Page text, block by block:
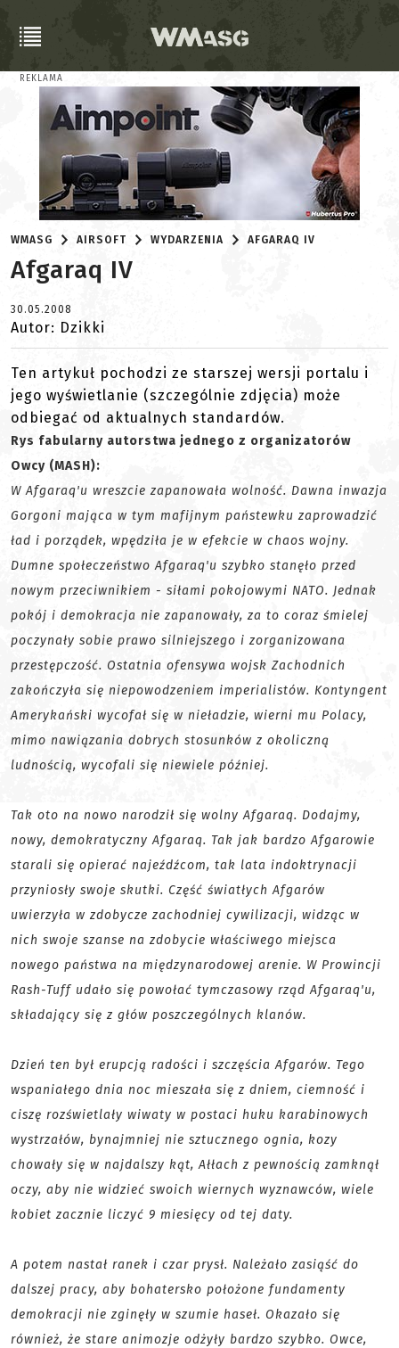
REKLAMA
WMASG AIRSOFT WYDARZENIA AFGARAQ IV
Afgaraq IV
30.05.2008
Autor: Dzikki
Ten artykuł pochodzi ze starszej wersji portalu i
jego wyświetlanie (szczególnie zdjęcia) może
odbiegać od aktualnych standardów.
Rys fabularny autorstwa jednego z organizatorów
Owcy (MASH):
W Afgaraq'u wreszcie zapanowała wolność. Dawna inwazja
Gorgoni mająca w tym mafijnym państewku zaprowadzić
ład i porządek, wpędziła je w efekcie w chaos wojny.
Dumne społeczeństwo Afgaraq'u szybko stanęło przed
nowym przeciwnikiem - siłami pokojowymi NATO. Jednak
pokój i demokracja nie zapanowały, za to coraz śmielej
poczynały sobie prawo silniejszego i zorganizowana
przestępczość. Ostatnia ofensywa wojsk Zachodnich
zakończyła się niepowodzeniem imperialistów. Kontyngent
Amerykański wycofał się w nieładzie, wierni mu Polacy,
mimo nawiązania dobrych stosunków z okoliczną
ludnością, wycofali się niewiele później.
Tak oto na nowo narodził się wolny Afgaraq. Dodajmy,
nowy, demokratyczny Afgaraq. Tak jak bardzo Afgarowie
starali się opierać najeźdźcom, tak lata indoktrynacji
przyniosły swoje skutki. Część światłych Afgarów
uwierzyła w zdobycze zachodniej cywilizacji, widząc w
nich swoje szanse na zdobycie właściwego miejsca
nowego państwa na międzynarodowej arenie. W Prowincji
Rash-Tuff udało się powołać tymczasowy rząd Afgaraq'u,
składający się z głów poszczególnych klanów.
Dzień ten był erupcją radości i szczęścia Afgarów. Tego
wspaniałego dnia noc mieszała się z dniem, ciemność i
ciszę rozświetlały wiwaty w postaci huku karabinowych
wystrzałów, bynajmniej nie sztucznego ognia, kozy
chowały się w najdalszy kąt, Ałłach z pewnością zamknął
oczy, aby nie widzieć swoich wiernych wyznawców, wiele
kobiet zacznie liczyć 9 miesięcy od tej daty.
A potem nastał ranek i czar prysł. Należało zasiąść do
dalszej pracy, aby bohatersko położone fundamenty
demokracji nie zginęły w szumie haseł. Okazało się
również, że stare animozje odżyły bardzo szybko. Owce,